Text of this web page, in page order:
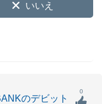
いいえ
のデビット
0